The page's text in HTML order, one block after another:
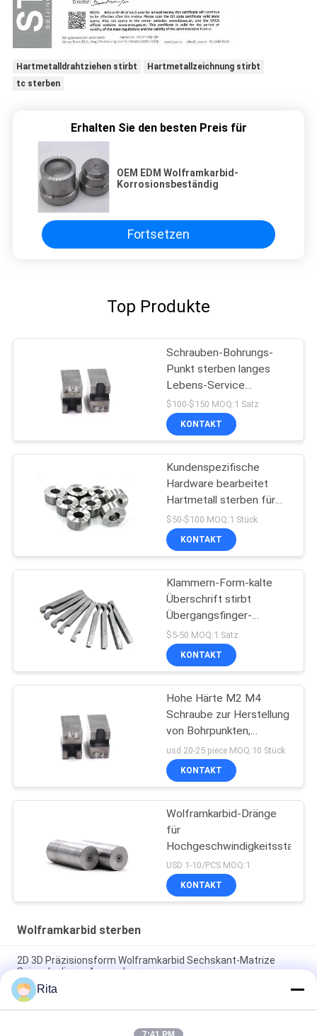
Hartmetalldrahtziehen stirbt
Hartmetallzeichnung stirbt
tc sterben
Erhalten Sie den besten Preis für
OEM EDM Wolframkarbid-
Korrosionsbeständig
Fortsetzen
Top Produkte
Schrauben-Bohrungs-
Punkt sterben langes
Lebens-Service
Höhenflossenstation
schraubt Bohrungs-
Würfel
$100-$150 MOQ:1 Satz
KONTAKT
Kundenspezifische
Hardware bearbeitet
Hartmetall sterben für
Schrauben-Formen
$50-$100 MOQ:1 Stück
KONTAKT
Klammern-Form-kalte
Überschrift stirbt
Übergangsfinger-
Werkzeugmaschinen
$5-50 MOQ:1 Satz
KONTAKT
Hohe Härte M2 M4
Schraube zur Herstellung
von Bohrpunkten,
abnutzungsbeständig
und korrosionsbeständig
usd 20-25 piece MOQ:10 Stück
KONTAKT
Wolframkarbid-Dränge
für
USD 1-10/PCS MOQ:1
KONTAKT
Wolframkarbid sterben
2D 3D Präzisionsform Wolframkarbid Sechskant-Matrize
Spiegelpolieren Anpassbar
Quadratisches HartmetallLochmatrize Arbeitsfläche
VA80,ST7,KG5,KG6 Wolframkarbid-Matrize, Kaltform-Matrize,
Rita